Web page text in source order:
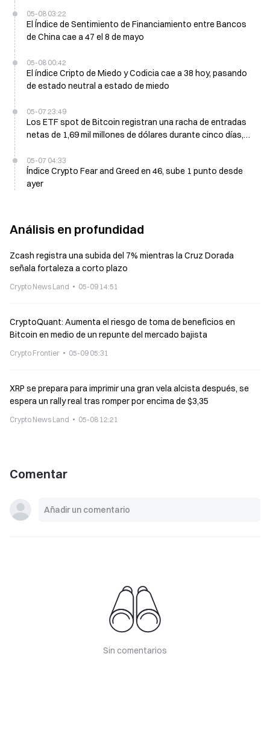
05-08 03:22
El Índice de Sentimiento de Financiamiento entre Bancos
de China cae a 47 el 8 de mayo
05-08 00:42
El índice Cripto de Miedo y Codicia cae a 38 hoy, pasando
de estado neutral a estado de miedo
05-07 23:49
Los ETF spot de Bitcoin registran una racha de entradas
netas de 1,69 mil millones de dólares durante cinco días,
05-07 04:33
Índice Crypto Fear and Greed en 46, sube 1 punto desde
ayer
Análisis en profundidad
Zcash registra una subida del 7% mientras la Cruz Dorada
señala fortaleza a corto plazo
Crypto News Land 05-09 14:51
CryptoQuant: Aumenta el riesgo de toma de beneficios en
Bitcoin en medio de un repunte del mercado bajista
Crypto Frontier 05-09 05:31
XRP se prepara para imprimir una gran vela alcista después, se
espera un rally real tras romper por encima de $3,35
Crypto News Land 05-08 12:21
Comentar
Sin comentarios